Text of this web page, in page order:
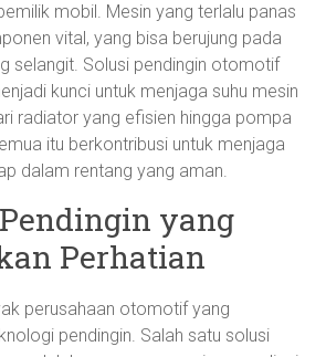
mobil. Mesin yang terlalu panas
vital, yang bisa berujung pada
selangit. Solusi pendingin otomotif
kunci untuk menjaga suhu mesin
radiator yang efisien hingga pompa
itu berkontribusi untuk menjaga
dalam rentang yang aman.
yang
Perhatian
perusahaan otomotif yang
pendingin. Salah satu solusi